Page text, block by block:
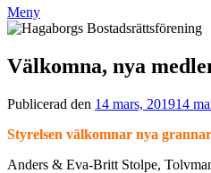
Meny
Välkomna, nya
Publicerad den 14 mars, 201914
Styrelsen välkomnar nya
Anders & Eva-Britt Stolpe,